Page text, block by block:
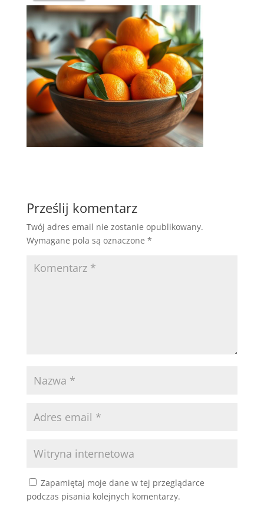
Prześlij komentarz
Twój adres email nie zostanie opublikowany.
Wymagane pola są oznaczone *
Zapamiętaj moje dane w tej przeglądarce
podczas pisania kolejnych komentarzy.